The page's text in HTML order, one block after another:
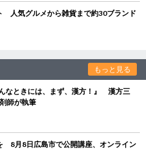
人気グルメから雑貨まで約30ブランド
もっと見る
なときには、まず、漢方！』 漢方三
師が執筆
8月8日広島市で公開講座、オンライン